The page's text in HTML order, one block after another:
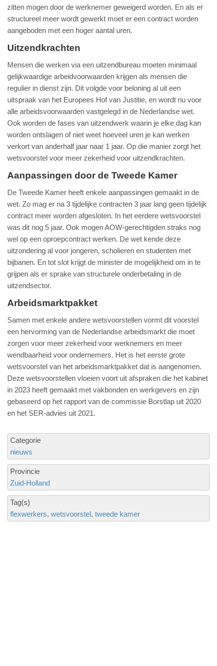
zitten mogen door de werknemer geweigerd worden. En als er
structureel meer wordt gewerkt moet er een contract worden
aangeboden met een hoger aantal uren.
Uitzendkrachten
Mensen die werken via een uitzendbureau moeten minimaal
gelijkwaardige arbeidvoorwaarden krijgen als mensen die
regulier in dienst zijn. Dit volgde voor beloning al uit een
uitspraak van het Europees Hof van Justitie, en wordt nu voor
alle arbeidsvoorwaarden vastgelegd in de Nederlandse wet.
Ook worden de fases van uitzendwerk waarin je elke dag kan
worden ontslagen of niet weet hoeveel uren je kan werken
verkort van anderhalf jaar naar 1 jaar. Op die manier zorgt het
wetsvoorstel voor meer zekerheid voor uitzendkrachten.
Aanpassingen door de Tweede Kamer
De Tweede Kamer heeft enkele aanpassingen gemaakt in de
wet. Zo mag er na 3 tijdelijke contracten 3 jaar lang geen tijdelijk
contract meer worden afgesloten. In het eerdere wetsvoorstel
was dit nog 5 jaar. Ook mogen AOW-gerechtigden straks nog
wel op een oproepcontract werken. De wet kende deze
uitzondering al voor jongeren, scholieren en studenten met
bijbanen. En tot slot krijgt de minister de mogelijkheid om in te
grijpen als er sprake van structurele onderbetaling in de
uitzendsector.
Arbeidsmarktpakket
Samen met enkele andere wetsvoorstellen vormt dit voorstel
een hervorming van de Nederlandse arbeidsmarkt die moet
zorgen voor meer zekerheid voor werknemers en meer
wendbaarheid voor ondernemers. Het is het eerste grote
wetsvoorstel van het arbeidsmarktpakket dat is aangenomen.
Deze wetsvoorstellen vloeien voort uit afspraken die het kabinet
in 2023 heeft gemaakt met vakbonden en werkgevers en zijn
gebaseerd op het rapport van de commissie Borstlap uit 2020
en het SER-advies uit 2021.
Categorie
nieuws
Provincie
Zuid-Holland
Tag(s)
flexwerkers wetsvoorstel tweede kamer